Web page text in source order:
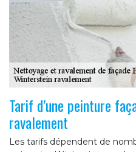
Tarif d’une peinture
ravalement
Les tarifs dépendent de